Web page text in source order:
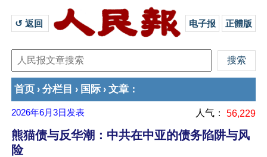
↺ 返回 电子报 正體版
首页 › 分栏目 › 国际 › 文章 ：
2026年6月3日 发表 人气： 56,229
熊猫债与反华潮：中共在中亚的债务陷阱与风
险